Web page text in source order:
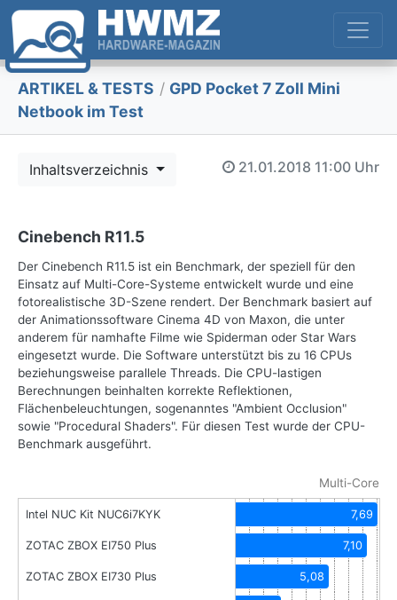
ARTIKEL & TESTS / GPD Pocket 7 Zoll Mini
Netbook im Test
Inhaltsverzeichnis 21.01.2018 11:00 Uhr
Cinebench R11.5
Der Cinebench R11.5 ist ein Benchmark, der speziell für den
Einsatz auf Multi-Core-Systeme entwickelt wurde und eine
fotorealistische 3D-Szene rendert. Der Benchmark basiert auf
der Animationssoftware Cinema 4D von Maxon, die unter
anderem für namhafte Filme wie Spiderman oder Star Wars
eingesetzt wurde. Die Software unterstützt bis zu 16 CPUs
beziehungsweise parallele Threads. Die CPU-lastigen
Berechnungen beinhalten korrekte Reflektionen,
Flächenbeleuchtungen, sogenanntes "Ambient Occlusion"
sowie "Procedural Shaders". Für diesen Test wurde der CPU-
Benchmark ausgeführt.
Multi-Core
Intel NUC Kit NUC6i7KYK 7,69
ZOTAC ZBOX EI750 Plus 7,10
ZOTAC ZBOX EI730 Plus 5,08